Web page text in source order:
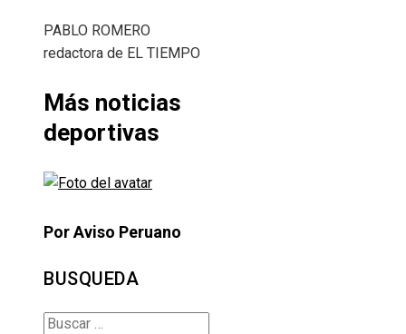
PABLO ROMERO
redactora de EL TIEMPO
Más noticias
deportivas
Por Aviso Peruano
BUSQUEDA
Buscar: